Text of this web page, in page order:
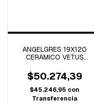
ANGELGRES 19X120
CERAMICO VETUS
2.28M/C-
$50.274,39
$45.246,95 con
Transferencia